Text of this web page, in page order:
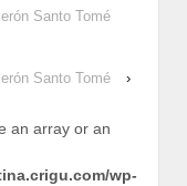
Santo Tomé
Santo Tomé
›
an array or an
wp-